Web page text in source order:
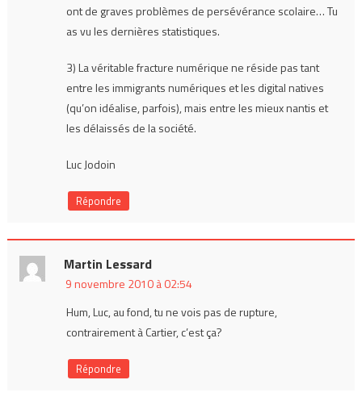
ont de graves problèmes de persévérance scolaire… Tu
as vu les dernières statistiques.
3) La véritable fracture numérique ne réside pas tant
entre les immigrants numériques et les digital natives
(qu’on idéalise, parfois), mais entre les mieux nantis et
les délaissés de la société.
Luc Jodoin
Répondre
Martin Lessard
9 novembre 2010 à 02:54
Hum, Luc, au fond, tu ne vois pas de rupture,
contrairement à Cartier, c’est ça?
Répondre